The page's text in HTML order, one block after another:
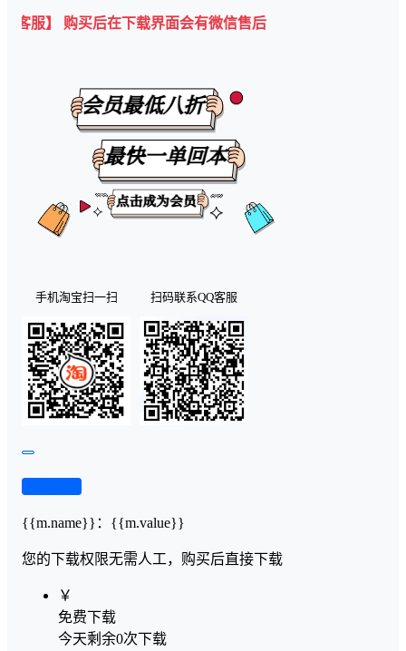
后在下载界面会有微信售后客服二维码💡
手机淘宝扫一扫 扫码联系QQ客服
{{m.name}} ： {{m.value}}
您的下载权限无需人工，购买后直接下载
￥
免费下载
今天剩余0次下载